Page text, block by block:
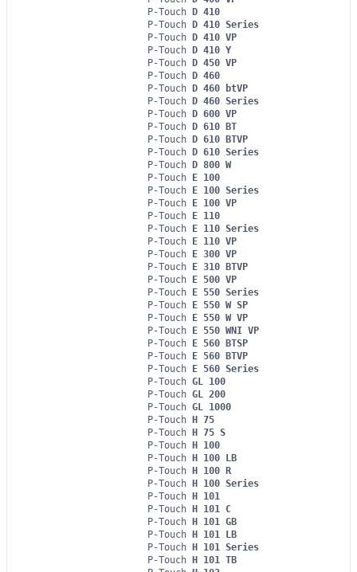
P-Touch D 410
P-Touch D 410 Series
P-Touch D 410 VP
P-Touch D 410 Y
P-Touch D 450 VP
P-Touch D 460
P-Touch D 460 btVP
P-Touch D 460 Series
P-Touch D 600 VP
P-Touch D 610 BT
P-Touch D 610 BTVP
P-Touch D 610 Series
P-Touch D 800 W
P-Touch E 100
P-Touch E 100 Series
P-Touch E 100 VP
P-Touch E 110
P-Touch E 110 Series
P-Touch E 110 VP
P-Touch E 300 VP
P-Touch E 310 BTVP
P-Touch E 500 VP
P-Touch E 550 Series
P-Touch E 550 W SP
P-Touch E 550 W VP
P-Touch E 550 WNI VP
P-Touch E 560 BTSP
P-Touch E 560 BTVP
P-Touch E 560 Series
P-Touch GL 100
P-Touch GL 200
P-Touch GL 1000
P-Touch H 75
P-Touch H 75 S
P-Touch H 100
P-Touch H 100 LB
P-Touch H 100 R
P-Touch H 100 Series
P-Touch H 101
P-Touch H 101 C
P-Touch H 101 GB
P-Touch H 101 LB
P-Touch H 101 Series
P-Touch H 101 TB